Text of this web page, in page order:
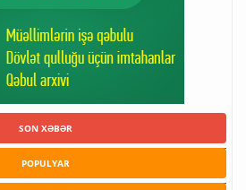
SON XƏBƏR
POPULYAR